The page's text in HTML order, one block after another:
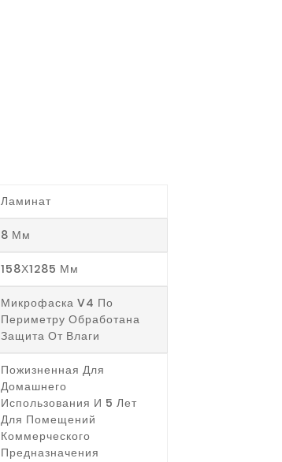
Ламинат
8 Мм
158Х1285 Мм
Микрофаска V4 По
Периметру Обработана
Защита От Влаги
Пожизненная Для
Домашнего
Использования И 5 Лет
Для Помещений
Коммерческого
Предназначения